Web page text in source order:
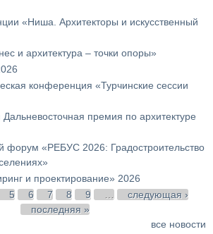
«Ниша. Архитекторы и искусственный
и архитектура – точки опоры»
конференция «Турчинские сессии
премия по архитектуре
форум «РЕБУС 2026: Градостроительство
и проектирование» 2026
5 6 7 8 9
следующая ›
последняя »
все новости